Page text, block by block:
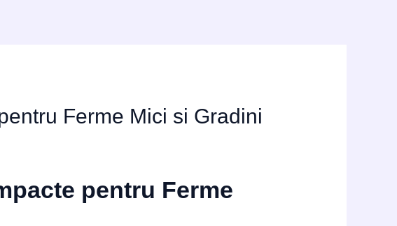
Ferme Mici si Gradini
pentru Ferme